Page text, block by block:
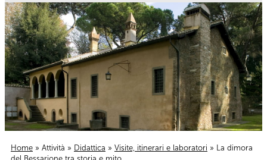
Home » Attività » Didattica » Visite, itinerari e laboratori » La dimora